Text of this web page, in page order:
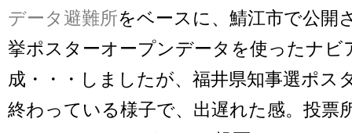
データ避難所をベースに、鯖江市で公開
挙ポスターオープンデータを使ったナビ
成・・・しましたが、福井県知事選ポス
終わっている様子で、出遅れた感。投票